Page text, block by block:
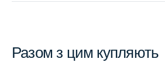
Разом з цим купляють